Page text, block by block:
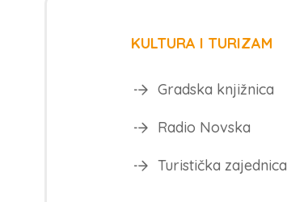
KULTURA I TURIZAM
Gradska knjižnica
Radio Novska
Turistička zajednica